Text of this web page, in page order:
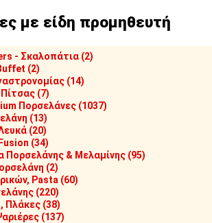
με είδη προμηθευτή
- Σκαλοπάτια (2)
(2)
(14)
(7)
Πορσελάνες (1037)
(13)
(20)
(34)
Πορσελάνης & Μελαμίνης (95)
(2)
Pasta (60)
(220)
Πλάκες (38)
(137)